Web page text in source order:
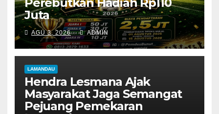
Juta
AGU 3, 2026 ADMIN
LAMANDAU
Hendra Lesmana Ajak
Masyarakat Jaga Semangat
Pejuang Pemekaran